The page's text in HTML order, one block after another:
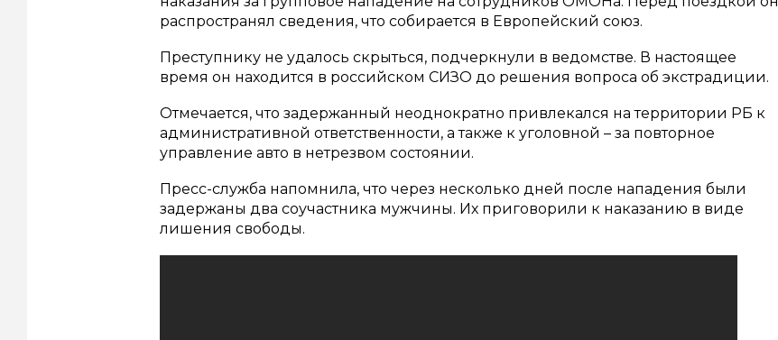
распространял сведения, что собирается в Европейский союз.
Преступнику не удалось скрыться, подчеркнули в ведомстве. В настоящее
время он находится в российском СИЗО до решения вопроса об экстрадиции.
Отмечается, что задержанный неоднократно привлекался на территории РБ к
административной ответственности, а также к уголовной – за повторное
управление авто в нетрезвом состоянии.
Пресс-служба напомнила, что через несколько дней после нападения были
задержаны два соучастника мужчины. Их приговорили к наказанию в виде
лишения свободы.